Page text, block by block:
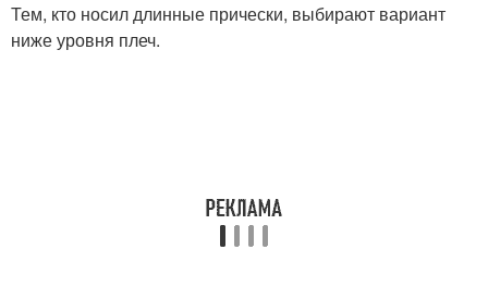
Тем, кто носил длинные прически, выбирают вариант
ниже уровня плеч.